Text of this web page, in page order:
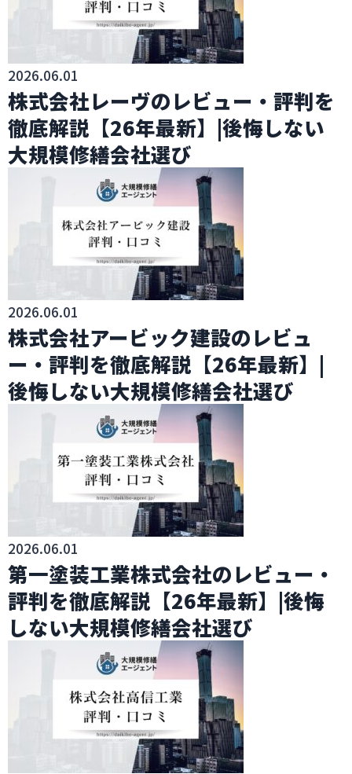
2026.06.01
株式会社レーヴのレビュー・評判を
徹底解説【26年最新】|後悔しない
大規模修繕会社選び
2026.06.01
株式会社アービック建設のレビュ
ー・評判を徹底解説【26年最新】|
後悔しない大規模修繕会社選び
2026.06.01
第一塗装工業株式会社のレビュー・
評判を徹底解説【26年最新】|後悔
しない大規模修繕会社選び